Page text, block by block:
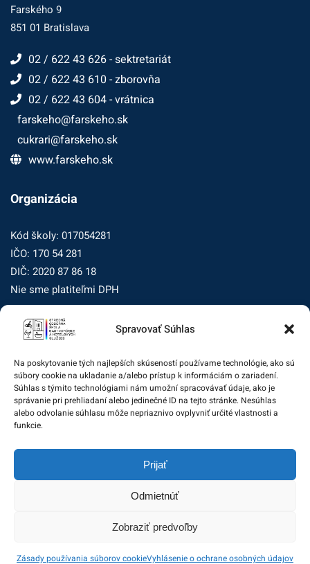
Spravovať Súhlas
Na poskytovanie tých najlepších skúseností používame technológie, ako sú
súbory cookie na ukladanie a/alebo prístup k informáciám o zariadení.
Súhlas s týmito technológiami nám umožní spracovávať údaje, ako je
správanie pri prehliadaní alebo jedinečné ID na tejto stránke. Nesúhlas
alebo odvolanie súhlasu môže nepriaznivo ovplyvniť určité vlastnosti a
funkcie.
Prijať
Odmietnúť
Zobraziť predvoľby
Zásady používania súborov cookieVyhlásenie o ochrane osobných údajov
Farského 9
851 01 Bratislava
02 / 622 43 626 - sektretariát
02 / 622 43 610 - zborovňa
02 / 622 43 604 - vrátnica
farskeho@farskeho.sk
cukrari@farskeho.sk
www.farskeho.sk
Organizácia
Kód školy: 017054281
IČO: 170 54 281
DIČ: 2020 87 86 18
Nie sme platiteľmi DPH
Zásady ochrany osobných údajov
Dohľad nad ochranou osobných údajov
Žiadosť dotknutej osoby na uplatnenie jej práv
Zodpovedná osoba za ochranu osobných údajov:
zo@eurotrading.sk